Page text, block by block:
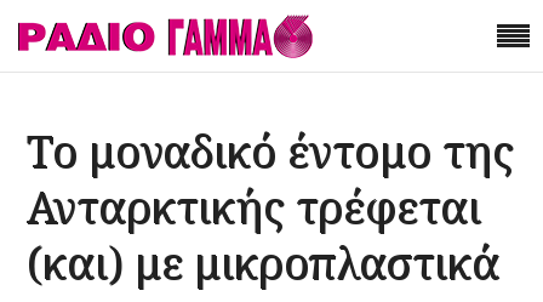
Το μοναδικό έντομο της
Ανταρκτικής τρέφεται
(και) με μικροπλαστικά